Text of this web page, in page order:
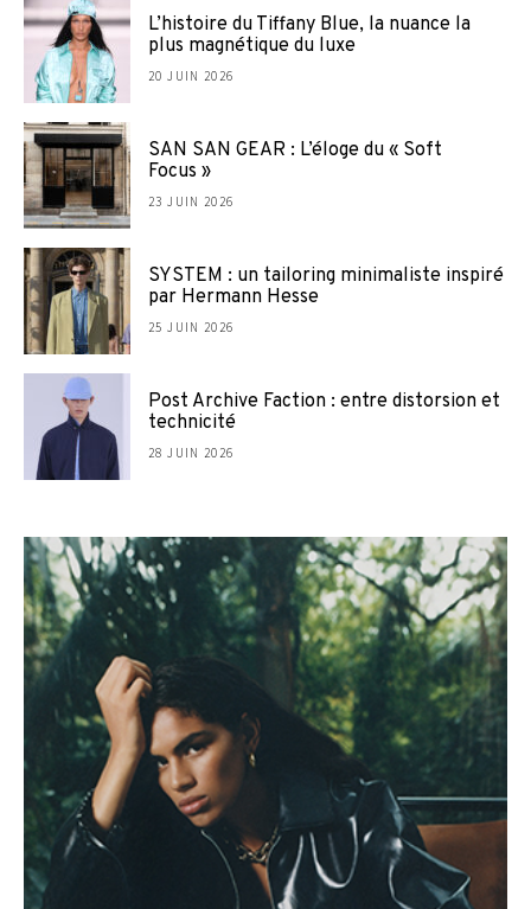
L’histoire du Tiffany Blue, la nuance la
plus magnétique du luxe
20 JUIN 2026
SAN SAN GEAR : L’éloge du « Soft
Focus »
23 JUIN 2026
SYSTEM : un tailoring minimaliste inspiré
par Hermann Hesse
25 JUIN 2026
Post Archive Faction : entre distorsion et
technicité
28 JUIN 2026